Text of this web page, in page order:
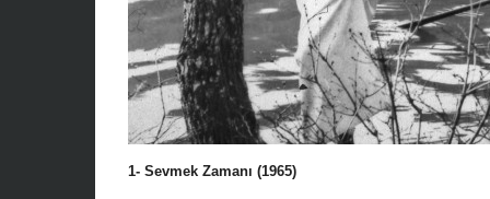
1- Sevmek Zamanı (1965)